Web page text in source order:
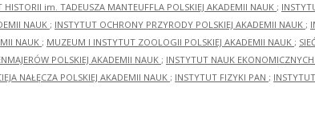
HISTORII im. TADEUSZA MANTEUFFLA POLSKIEJ AKADEMII NAUK ;
NAUK ; INSTYTUT OCHRONY PRZYRODY POLSKIEJ AKADEMII NAUK ;
NAUK ; MUZEUM I INSTYTUT ZOOLOGII POLSKIEJ AKADEMII NAUK ;
POLSKIEJ AKADEMII NAUK ; INSTYTUT NAUK
NAŁĘCZA POLSKIEJ AKADEMII NAUK ; INSTYTUT FIZYKI PAN ;